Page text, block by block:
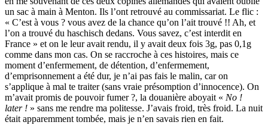
un sac à main à Menton. Ils l’ont retrouvé au commissariat. Le flic :
« C’est à vous ? vous avez de la chance qu’on l’ait trouvé !! Ah, et
l’on a trouvé du haschisch dedans. Vous savez, c’est interdit en
France » et on le leur avait rendu, il y avait deux fois 3g, pas 0,1g
comme dans mon cas. On se raccroche à ces histoires, mais ce
moment d’enfermement, de détention, d’enfermement,
d’emprisonnement a été dur, je n’ai pas fais le malin, car on
s’applique à mal te traiter (sans vraie présomption d’innocence). On
m’avait promis de pouvoir fumer ?, la douanière aboyait « No !
later ! » sans me rendre ma politesse. J’avais froid, très froid. La nuit
était apparemment tombée, mais je n’en savais rien en fait.